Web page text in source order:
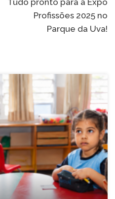
Tudo pronto para a Expo
Profissões 2025 no
Parque da Uva!